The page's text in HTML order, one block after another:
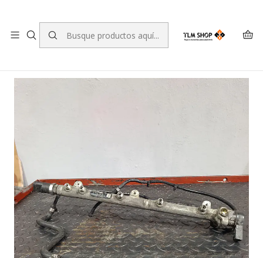
Inicio TIENDA ONLINE motores
Riel de inyección Mercedes A 668 070 00 95